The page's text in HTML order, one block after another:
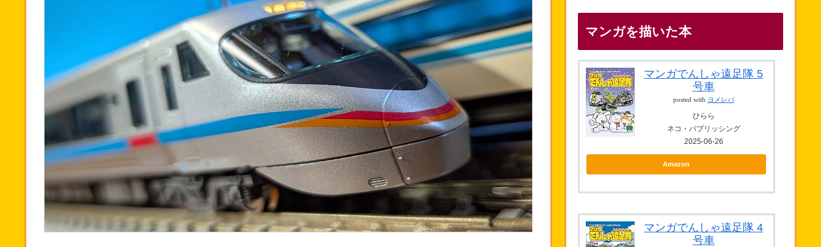
マンガを描いた本
マンガでんしゃ遠足隊 5
号車
posted with ヨメレバ
ひらら
ネコ・パブリッシング
2025-06-26
Amazon
マンガでんしゃ遠足隊 4
号車